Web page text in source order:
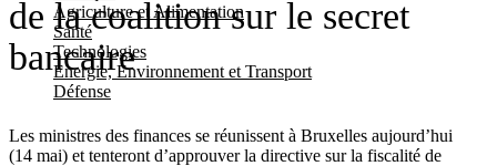
Agriculture et Alimentation
Santé
Technologies
Energie, Environnement et Transport
Défense
de la coalition sur le secret
bancaire
Les ministres des finances se réunissent à Bruxelles aujourd’hui
(14 mai) et tenteront d’approuver la directive sur la fiscalité de